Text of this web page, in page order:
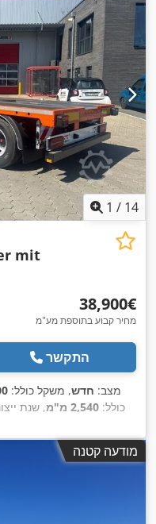
1 / 14
mit
‏38,900 ‏€
מחיר קבוע בתוספת מע"מ
התקשר
מצב: חדש, משקל כולל:
כולל: 2,540 מ"מ , שנת
מודעה קטנה